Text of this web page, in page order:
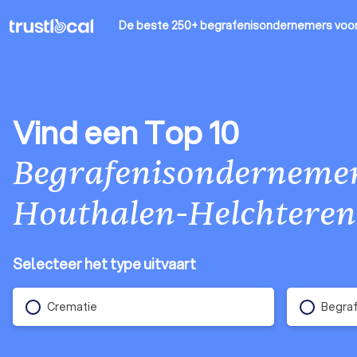
De beste 250+ begrafenisondernemers
Vind een Top 10
Houthalen-Helchteren
Selecteer het type uitvaart
Crematie